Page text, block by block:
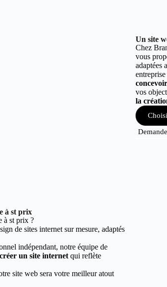
Un site
Chez
vous
adaptées
vos
la
à st prix
à st prix ?
de sites internet sur mesure, adaptés
indépendant, notre équipe de
créer un site internetqui reflète
site web sera votre meilleur atout